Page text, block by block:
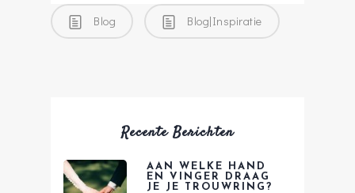
Blog Blog|Inspiratie
Recente Berichten
AAN WELKE HAND
EN VINGER DRAAG
JE JE TROUWRING?